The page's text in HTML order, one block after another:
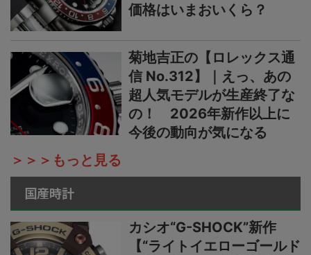
価格はいまおいくら？
菊地吉正の【ロレックス通
信 No.312】｜えっ、あの
超人気モデルが生産終了な
の！ 2026年新作以上に
今後の動向が気になる
＞＞＞もっと見る
国産時計
カシオ“G-SHOCK”新作
【“ライトイエローゴールド